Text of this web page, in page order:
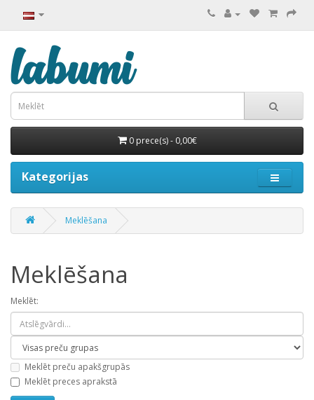
0 prece(s) - 0,00€
Kategorijas
Meklēšana
Meklēšana
Meklēt:
Meklēt preču apakšgrupās
Meklēt preces aprakstā